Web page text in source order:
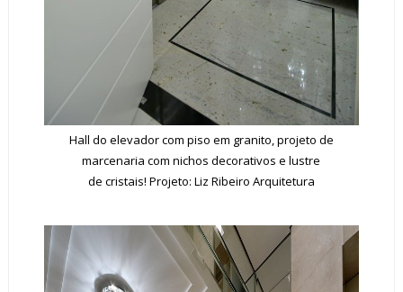
Hall do elevador com piso em granito, projeto de
marcenaria com nichos decorativos e lustre
de cristais! Projeto: Liz Ribeiro Arquitetura